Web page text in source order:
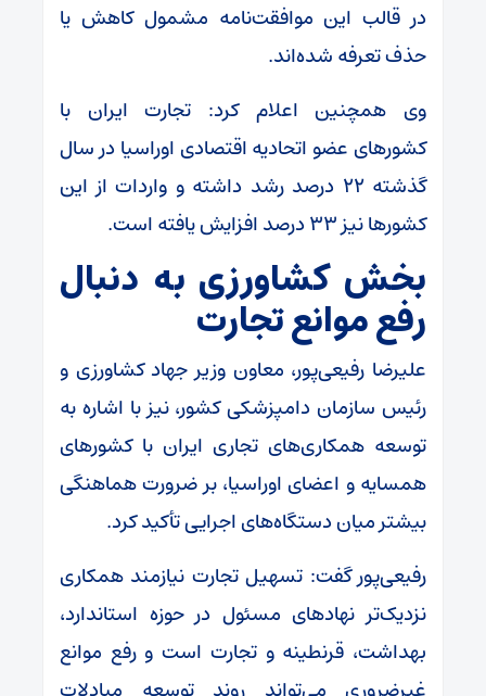
در قالب این موافقت‌نامه مشمول کاهش یا
حذف تعرفه شده‌اند.
وی همچنین اعلام کرد: تجارت ایران با
کشور‌های عضو اتحادیه اقتصادی اوراسیا در سال
گذشته ۲۲ درصد رشد داشته و واردات از این
کشور‌ها نیز ۳۳ درصد افزایش یافته است.
بخش کشاورزی به دنبال
رفع موانع تجارت
علیرضا رفیعی‌پور، معاون وزیر جهاد کشاورزی و
رئیس سازمان دامپزشکی کشور، نیز با اشاره به
توسعه همکاری‌های تجاری ایران با کشور‌های
همسایه و اعضای اوراسیا، بر ضرورت هماهنگی
بیشتر میان دستگاه‌های اجرایی تأکید کرد.
رفیعی‌پور گفت: تسهیل تجارت نیازمند همکاری
نزدیک‌تر نهاد‌های مسئول در حوزه استاندارد،
بهداشت، قرنطینه و تجارت است و رفع موانع